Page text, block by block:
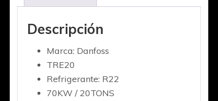
Descripción
Marca: Danfoss
TRE20
Refrigerante: R22
70KW / 20TONS